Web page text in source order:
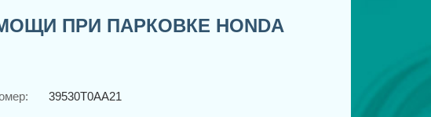
ПРИ ПАРКОВКЕ HONDA
39530T0AA21